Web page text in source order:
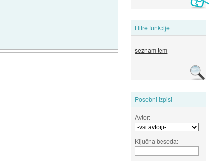
Hitre funkcije
seznam tem
Posebni izpisi
Avtor:
Ključna beseda: